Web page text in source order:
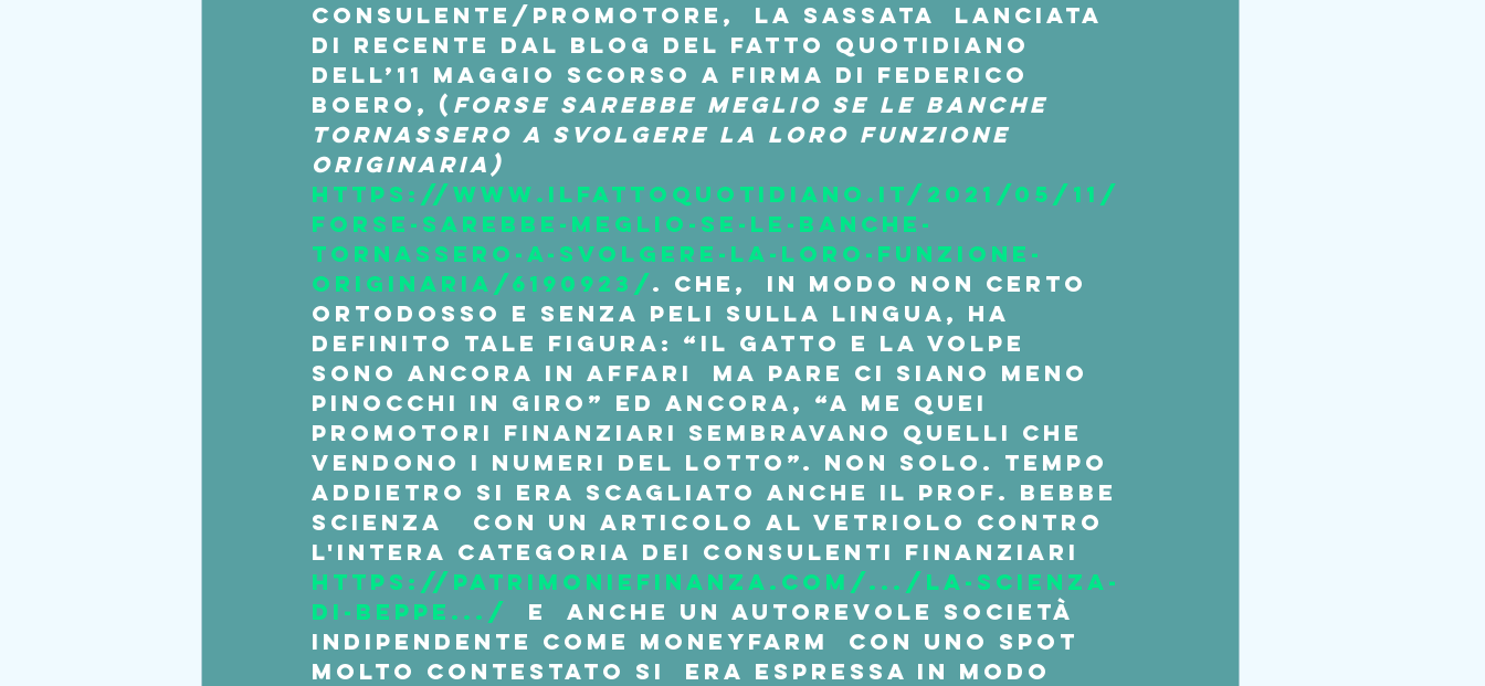
consulente/promotore,  la sassata  lanciata
di recente dal blog del Fatto Quotidiano
dell’11 maggio scorso a firma di Federico
Boero, ( Forse sarebbe meglio se le banche
tornassero a svolgere la loro funzione
originaria)
https://www.ilfattoquotidiano.it/2021/05/11/
forse-sarebbe-meglio-se-le-banche-
tornassero-a-svolgere-la-loro-funzione-
originaria/6190923/. che,  in modo non certo
ortodosso e senza peli sulla lingua, ha
definito tale figura: “il gatto e la volpe
sono ancora in affari  ma pare ci siano meno
Pinocchi in giro” ed ancora, “a me quei
promotori finanziari sembravano quelli che
vendono i numeri del lotto”. Non solo. Tempo
addietro si era scagliato anche il prof. Bebbe
Scienza   con un articolo al vetriolo contro
l'intera categoria dei consulenti finanziari
https://patrimoniefinanza.com/.../la-scienza-
di-beppe.../
  e  anche un autorevole società
indipendente come Moneyfarm  con uno spot
molto contestato si  era espressa in modo